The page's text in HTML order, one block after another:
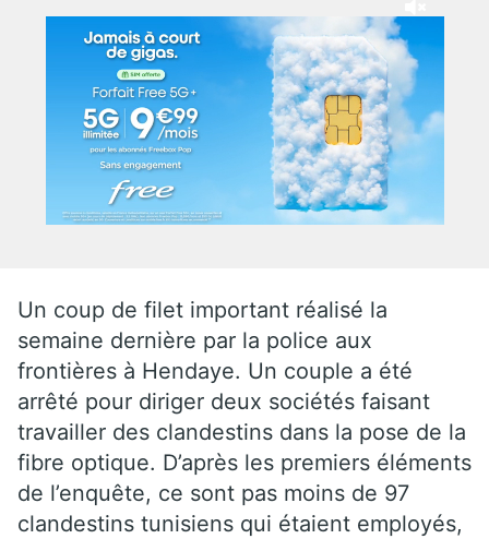
Un coup de filet important réalisé la
semaine dernière par la police aux
frontières à Hendaye. Un couple a été
arrêté pour diriger deux sociétés faisant
travailler des clandestins dans la pose de la
fibre optique. D’après les premiers éléments
de l’enquête, ce sont pas moins de 97
clandestins tunisiens qui étaient employés,